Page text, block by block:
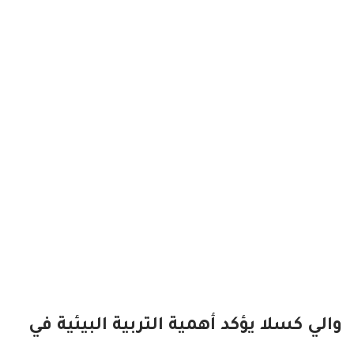
والي كسلا يؤكد أهمية التربية البيئية في